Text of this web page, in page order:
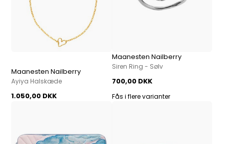
Maanesten Nailberry
Ayiya Halskæde
1.050,00 DKK
Maanesten Nailberry
Siren Ring - Sølv
700,00 DKK
Fås i flere varianter